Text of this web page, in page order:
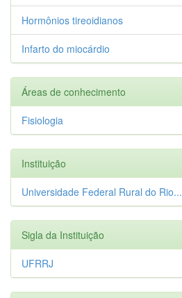
Hormônios tireoidianos
Infarto do miocárdio
Áreas de conhecimento
Fisiologia
Instituição
Universidade Federal Rural do Rio...
Sigla da Instituição
UFRRJ